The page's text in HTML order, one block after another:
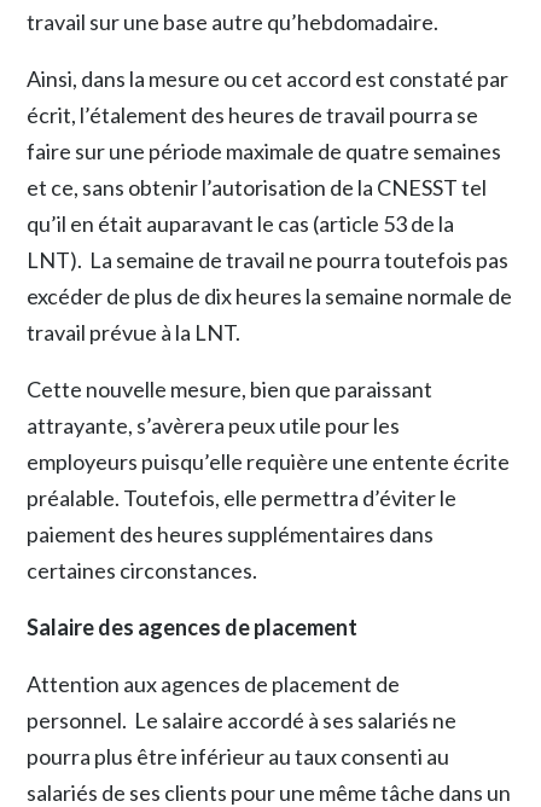
travail sur une base autre qu’hebdomadaire.
Ainsi, dans la mesure ou cet accord est constaté par
écrit, l’étalement des heures de travail pourra se
faire sur une période maximale de quatre semaines
et ce, sans obtenir l’autorisation de la CNESST tel
qu’il en était auparavant le cas (article 53 de la
LNT). La semaine de travail ne pourra toutefois pas
excéder de plus de dix heures la semaine normale de
travail prévue à la LNT.
Cette nouvelle mesure, bien que paraissant
attrayante, s’avèrera peux utile pour les
employeurs puisqu’elle requière une entente écrite
préalable. Toutefois, elle permettra d’éviter le
paiement des heures supplémentaires dans
certaines circonstances.
Salaire des agences de placement
Attention aux agences de placement de
personnel. Le salaire accordé à ses salariés ne
pourra plus être inférieur au taux consenti au
salariés de ses clients pour une même tâche dans un